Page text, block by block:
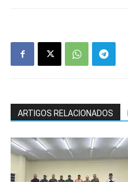
ARTIGOS RELACIONADOS